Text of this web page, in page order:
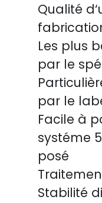
Qualité
Les plus
par le
par le
Facile à
systéme
posé
Stabilité